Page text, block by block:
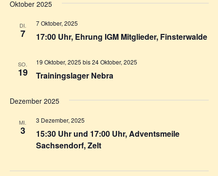
Oktober 2025
DI.
7 17:00 Uhr, Ehrung IGM Mitglieder, Finsterwalde
7 Oktober, 2025
SO.
19 Trainingslager Nebra
19 Oktober, 2025 bis24 Oktober, 2025
Dezember 2025
MI.
3
15:30 Uhr und 17:00 Uhr, Adventsmeile
Sachsendorf, Zelt
3 Dezember, 2025